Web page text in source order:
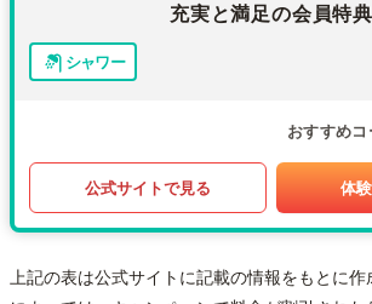
充実と満足の会員特典
シャワー
おすすめ
公式サイトで見る 体
上記の表は公式サイトに記載の情報をもとに作